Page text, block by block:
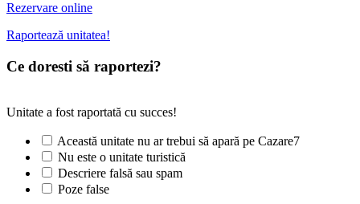
Rezervare online
Raportează unitatea!
Ce doresti să raportezi?
Unitate a fost raportată cu succes!
Această unitate nu ar trebui să apară pe Cazare7
Nu este o unitate turistică
Descriere falsă sau spam
Poze false